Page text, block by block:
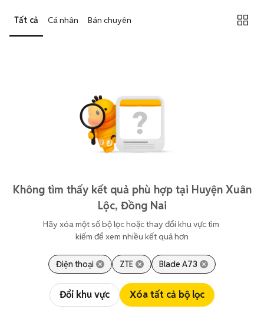
Tất cả Cá nhân Bán chuyên
Không tìm thấy kết quả phù hợp tại Huyện Xuân
Lộc, Đồng Nai
Hãy xóa một số bộ lọc hoặc thay đổi khu vực tìm
kiếm để xem nhiều kết quả hơn
Điện thoại ZTE Blade A73
Đổi khu vực Xóa tất cả bộ lọc